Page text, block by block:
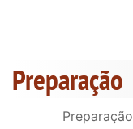
Preparação
Preparação